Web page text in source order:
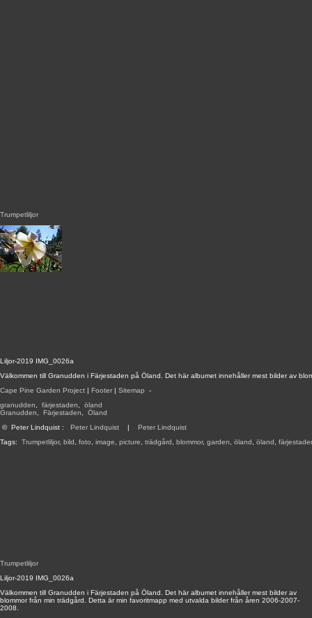
Liljor-2019 IMG_0026a
Välkommen till Granudden i Färjestaden på Öland. Det här albumet innehåller mest bilder av
Cape Pine Garden Project | Footer | Sitemap -
granudden
färjestaden
öland
Granudden
Färjestaden
Öland
© Peter Lindquist : Peter Lindquist | Peter Lindquist
Tags: Trumpetliljor, bild foto image picture trädgård blommor, garden öland öland
Trumpetliljor
Trumpetliljor
Liljor-2019 IMG_0026a
Välkommen till Granudden i Färjestaden på Öland. Det här albumet innehåller mest bilder av
blommor från min trädgård. Detta är min favoritmapp med utvalda bilder från åren 2006-2007-
2008.